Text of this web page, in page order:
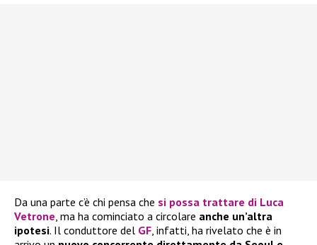
Da una parte c’è chi pensa che si possa trattare di Luca
Vetrone , ma ha cominciato a circolare anche un’altra
ipotesi. Il conduttore del GF , infatti, ha rivelato che è in